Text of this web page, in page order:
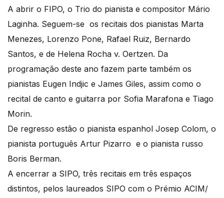
A abrir o FIPO, o Trio do pianista e compositor Mário
Laginha. Seguem-se os recitais dos pianistas Marta
Menezes, Lorenzo Pone, Rafael Ruiz, Bernardo
Santos, e de Helena Rocha v. Oertzen. Da
programação deste ano fazem parte também os
pianistas Eugen Indjic e James Giles, assim como o
recital de canto e guitarra por Sofia Marafona e Tiago
Morin.
De regresso estão o pianista espanhol Josep Colom, o
pianista português Artur Pizarro e o pianista russo
Boris Berman.
A encerrar a SIPO, três recitais em três espaços
distintos, pelos laureados SIPO com o Prémio ACIM/